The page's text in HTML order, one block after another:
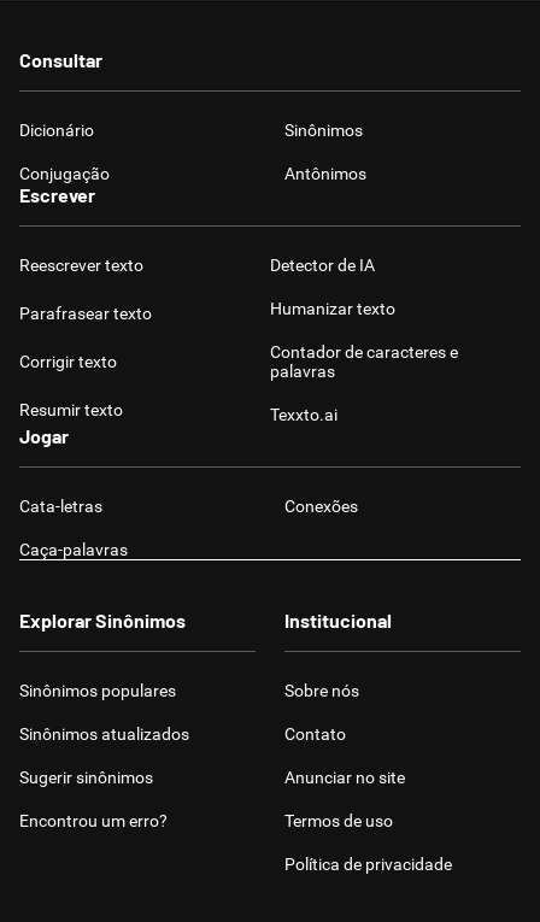
Consultar
Dicionário Sinônimos
Conjugação Antônimos
Escrever
Reescrever texto
Parafrasear texto
Corrigir texto
Resumir texto
Detector de IA
Humanizar texto
Contador de caracteres e
palavras
Texxto.ai
Jogar
Cata-letras Conexões
Caça-palavras
Explorar Sinônimos
Sinônimos populares
Sinônimos atualizados
Sugerir sinônimos
Encontrou um erro?
Institucional
Sobre nós
Contato
Anunciar no site
Termos de uso
Política de privacidade